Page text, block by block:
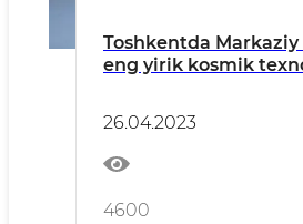
Toshkentda Markaziy
eng yirik kosmik
26.04.2023
4600